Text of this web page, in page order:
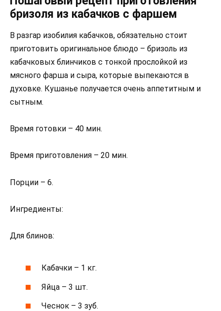
бризоля из кабачков с фаршем
В разгар изобилия кабачков, обязательно стоит
приготовить оригинальное блюдо – бризоль из
кабачковых блинчиков с тонкой прослойкой из
мясного фарша и сыра, которые выпекаются в
духовке. Кушанье получается очень аппетитным и
сытным.
Время готовки – 40 мин.
Время приготовления – 20 мин.
Порции – 6.
Ингредиенты:
Для блинов:
Кабачки – 1 кг.
Яйца – 3 шт.
Чеснок – 3 зуб.